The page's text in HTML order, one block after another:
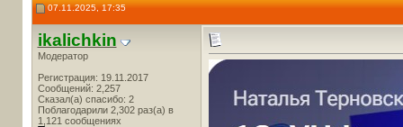
07.11.2025, 17:35
ikalichkin
Модератор
Регистрация: 19.11.2017
Сообщений: 2,257
Сказал(а) спасибо: 2
Поблагодарили 2,302 раз(а) в
1,121 сообщениях